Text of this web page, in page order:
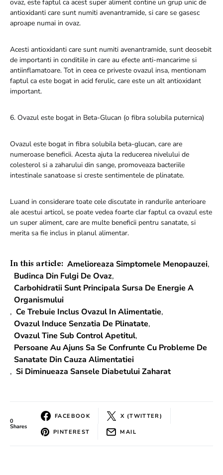
ovaz, este faptul ca acest super aliment contine un grup unic de
antioxidanti care sunt numiti avenantramide, si care se gasesc
aproape numai in ovaz.
Acesti antioxidanti care sunt numiti avenantramide, sunt deosebit
de importanti in conditiile in care au efecte anti-mancarime si
antiinflamatoare. Tot in ceea ce priveste ovazul insa, mentionam
faptul ca este bogat in acid ferulic, care este un alt antioxidant
important.
6. Ovazul este bogat in Beta-Glucan (o fibra solubila puternica)
Ovazul este bogat in fibra solubila beta-glucan, care are
numeroase beneficii. Acesta ajuta la reducerea nivelului de
colesterol si a zaharului din sange, promoveaza bacteriile
intestinale sanatoase si creste sentimentele de plinatate.
Luand in considerare toate cele discutate in randurile anterioare
ale acestui articol, se poate vedea foarte clar faptul ca ovazul este
un super aliment, care are multe beneficii pentru sanatate, si
merita sa fie inclus in planul alimentar.
In this article: Amelioreaza Simptomele Menopauzei,
Budinca Din Fulgi De Ovaz,
Carbohidratii Sunt Principala Sursa De Energie A
Organismului
, Ce Trebuie Inclus Ovazul In Alimentatie,
Ovazul Induce Senzatia De Plinatate,
Ovazul Tine Sub Control Apetitul,
Persoane Au Ajuns Sa Se Confrunte Cu Probleme De
Sanatate Din Cauza Alimentatiei
, Si Diminueaza Sansele Diabetului Zaharat
0
Shares
FACEBOOK X (TWITTER)
PINTEREST MAIL